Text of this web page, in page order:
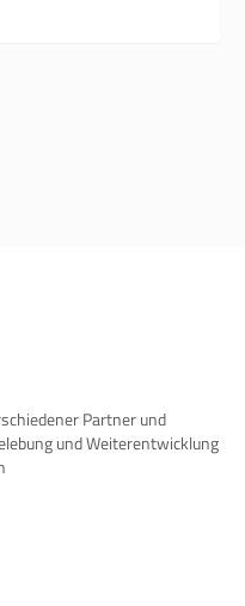
Partner und
und Weiterentwicklung